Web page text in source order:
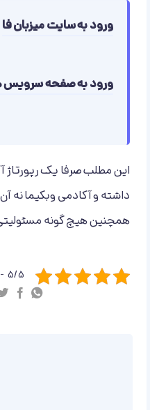
ورود به سایت میزبان فا
ورود به صفحه سرویس
این مطلب صرفا یک رپورتاژ
داشته و آکادمی وبکیما نه
همچنین هیچ گونه مسئولیتی
5/5 - (1 امتیاز)